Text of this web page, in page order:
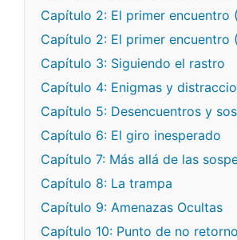
Capítulo 2: El primer encuentro
Capítulo 2: El primer encuentro
Capítulo 3: Siguiendo el rastro
Capítulo 4: Enigmas y
Capítulo 5: Desencuentros y
Capítulo 6: El giro inesperado
Capítulo 7: Más allá de las
Capítulo 8: La trampa
Capítulo 9: Amenazas Ocultas
Capítulo 10: Punto de no retorno